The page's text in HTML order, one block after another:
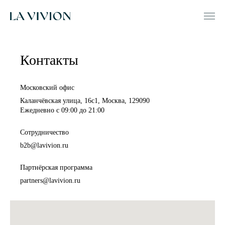
Контакты
Московский офис
Каланчёвская улица, 16с1, Москва, 129090
Ежедневно c 09:00 до 21:00
Сотрудничество
b2b@lavivion.ru
Партнёрская программа
partners@lavivion.ru